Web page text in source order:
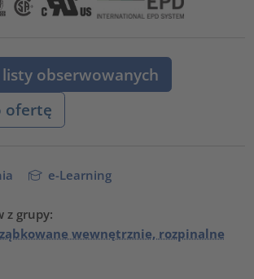
obserwowanych
ofertę
e-Learning
z grupy:
wewnętrznie, rozpinalne